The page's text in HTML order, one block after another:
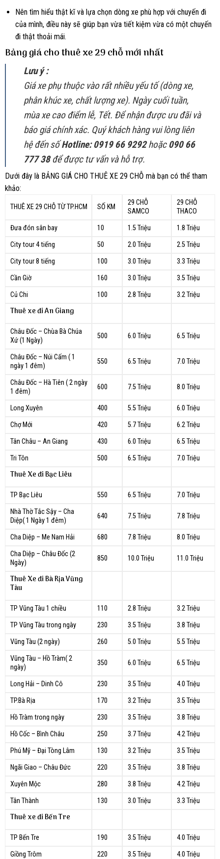
Nên tìm hiểu thật kĩ và lựa chọn dòng xe phù hợp với chuyến đi
của mình, điều này sẽ giúp bạn vừa tiết kiệm vừa có một chuyến
đi thật thoải mái.
Bảng giá cho thuê xe 29 chỗ mới nhất
Lưu ý :
Giá xe phụ thuộc vào rất nhiều yếu tố (dòng xe,
phân khúc xe, chất lượng xe). Ngày cuối tuần,
mùa xe cao điểm lễ, Tết. Để nhận được ưu đãi và
báo giá chính xác. Quý khách hàng vui lòng liên
hệ đến sốHotline: 0919 66 9292hoặc 090 66
777 38để được tư vấn và hỗ trợ.
Dưới đây là BẢNG GIÁ CHO THUÊ XE 29 CHỖ mà bạn có thể tham
khảo:
THUÊ XE 29 CHỖ TỪ TP.HCM SỐ KM
29 CHỖ
SAMCO
29 CHỖ
THACO
Đưa đón sân bay
10 1.5 Triệu
1.8 Triệu
City tour 4 tiếng
50 2.0 Triệu
2.5 Triệu
City tour 8 tiếng
100 3.0 Triệu
3.3 Triệu
Cần Giờ
160 3.0 Triệu
3.5 Triệu
Củ Chi
100 2.8 Triệu 3.2 Triệu
Thuê xe đi An Giang
Châu Đốc – Chùa Bà Chúa
Xứ (1 Ngày)
500 6.0 Triệu 6.5 Triệu
Châu Đốc – Núi Cấm ( 1
ngày 1 đêm)
550 6.5 Triệu 7.0 Triệu
Châu Đốc – Hà Tiên ( 2 ngày
1 đêm)
600 7.5 Triệu 8.0 Triệu
Long Xuyên 400 5.5 Triệu
6.0 Triệu
Chợ Mới
420 5.7 Triệu
6.2 Triệu
Tân Châu – An Giang
430 6.0 Triệu
6.5 Triệu
Tri Tôn
500 6.5 Triệu 7.0 Triệu
Thuê Xe đi Bạc Liêu
TP Bạc Liêu 550 6.5 Triệu
7.0 Triệu
Nhà Thờ Tắc Sậy – Cha
Diệp( 1 Ngày 1 đêm)
640 7.5 Triệu 7.8 Triệu
Cha Diệp – Me Nam Hải 680 7.8 Triệu
8.0 Triệu
Cha Diệp – Châu Đốc (2
Ngày)
850 10.0 Triệu 11.0 Triệu
Thuê Xe đi Bà Rịa Vũng
Tàu
TP Vũng Tàu 1 chiều 110 2.8 Triệu
3.2 Triệu
TP Vũng Tàu trong ngày
230 3.5 Triệu
3.8 Triệu
Vũng Tàu (2 ngày)
260 5.0 Triệu
5.5 Triệu
Vũng Tàu – Hồ Tràm( 2
ngày)
350 6.0 Triệu 6.5 Triệu
Long Hải – Dinh Cô 230 3.5 Triệu
4.0 Triệu
TP.Bà Rịa
170 3.2 Triệu
3.5 Triệu
Hồ Tràm trong ngày
230 3.5 Triệu
3.8 Triệu
Hồ Cốc – Bình Châu
250 3.7 Triệu
4.2 Triệu
Phú Mỹ – Đại Tòng Lâm
130 3.2 Triệu
3.5 Triệu
Ngãi Giao – Châu Đức
220 3.5 Triệu
3.8 Triệu
Xuyên Mộc
280 3.8 Triệu
4.2 Triệu
Tân Thành
130 3.0 Triệu 3.3 Triệu
Thuê xe đi Bến Tre
TP Bến Tre 190 3.5 Triệu
4.0 Triệu
Giồng Trôm
220 3.5 Triệu
4.0 Triệu